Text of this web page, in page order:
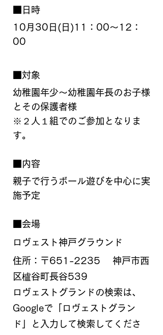
■日時
10月30日(日)11：00～12：
00
■対象
幼稚園年少～幼稚園年長のお子様
とその保護者様
※２人１組でのご参加となりま
す。
■内容
親子で行うボール遊びを中心に実
施予定
■会場
ロヴェスト神戸グラウンド
住所：〒651-2235 　神戸市西
区櫨谷町長谷539
ロヴェストグランドの検索は、
Googleで「ロヴェストグラン
ド」と入力して検索してくださ